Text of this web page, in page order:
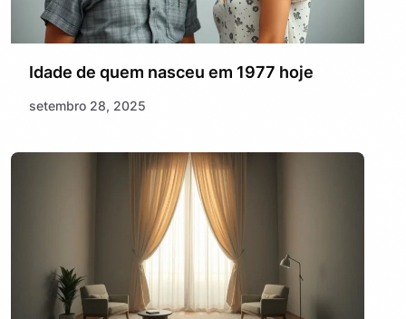
Idade de quem nasceu em 1977 hoje
setembro 28, 2025